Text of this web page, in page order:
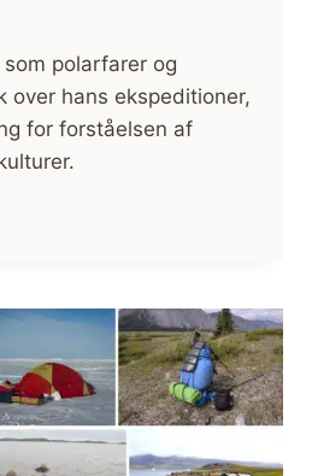
polarfarer og
over hans ekspeditioner,
for forståelsen af